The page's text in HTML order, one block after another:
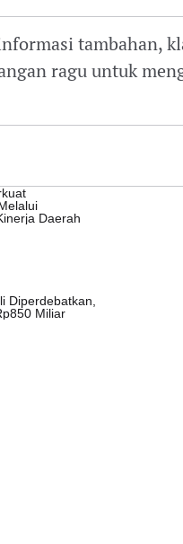
tambahan,
ragu untuk
Daerah
Diperdebatkan,
Miliar